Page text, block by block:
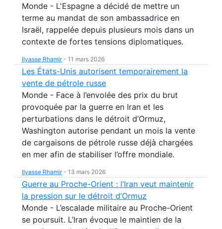
Monde - L'Espagne a décidé de mettre un
terme au mandat de son ambassadrice en
Israël, rappelée depuis plusieurs mois dans un
contexte de fortes tensions diplomatiques.
Ilyasse Rhamir- 11 mars 2026
Les États-Unis autorisent temporairement la
vente de pétrole russe
Monde - Face à l’envolée des prix du brut
provoquée par la guerre en Iran et les
perturbations dans le détroit d’Ormuz,
Washington autorise pendant un mois la vente
de cargaisons de pétrole russe déjà chargées
en mer afin de stabiliser l’offre mondiale.
Ilyasse Rhamir- 13 mars 2026
Guerre au Proche-Orient : l’Iran veut maintenir
la pression sur le détroit d’Ormuz
Monde - L’escalade militaire au Proche-Orient
se poursuit. L’Iran évoque le maintien de la